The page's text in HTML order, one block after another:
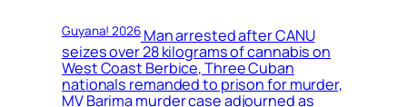
Guyana! 2026Man arrested after CANU
seizes over 28 kilograms of cannabis on
West Coast Berbice, Three Cuban
nationals remanded to prison for murder,
MV Barima murder case adjourned as